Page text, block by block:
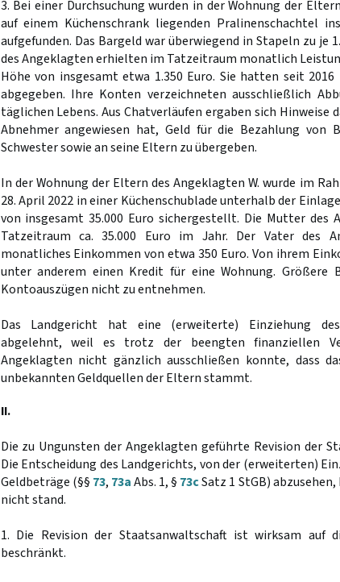
3. Bei einer Durchsuchung wurden in der Wohnung der
auf einem Küchenschrank liegenden Pralinenschachtel
aufgefunden. Das Bargeld war überwiegend in Stapeln zu je
des Angeklagten erhielten im Tatzeitraum monatlich
Höhe von insgesamt etwa 1.350 Euro. Sie hatten seit
abgegeben. Ihre Konten verzeichneten ausschließlich
täglichen Lebens. Aus Chatverläufen ergaben sich Hinweise
Abnehmer angewiesen hat, Geld für die Bezahlung von
Schwester sowie an seine Eltern zu übergeben.
In der Wohnung der Eltern des Angeklagten W. wurde im
28. April 2022 in einer Küchenschublade unterhalb der
von insgesamt 35.000 Euro sichergestellt. Die Mutter des
Tatzeitraum ca. 35.000 Euro im Jahr. Der Vater des
monatliches Einkommen von etwa 350 Euro. Von ihrem
unter anderem einen Kredit für eine Wohnung. Größere
Kontoauszügen nicht zu entnehmen.
Das Landgericht hat eine (erweiterte) Einziehung des
abgelehnt, weil es trotz der beengten finanziellen
Angeklagten nicht gänzlich ausschließen konnte, dass
unbekannten Geldquellen der Eltern stammt.
II.
Die zu Ungunsten der Angeklagten geführte Revision der
Die Entscheidung des Landgerichts, von der (erweiterten)
Geldbeträge (§§ 73, 73aAbs. 1, § 73cSatz 1 StGB)
nicht stand.
1. Die Revision der Staatsanwaltschaft ist wirksam auf
beschränkt.